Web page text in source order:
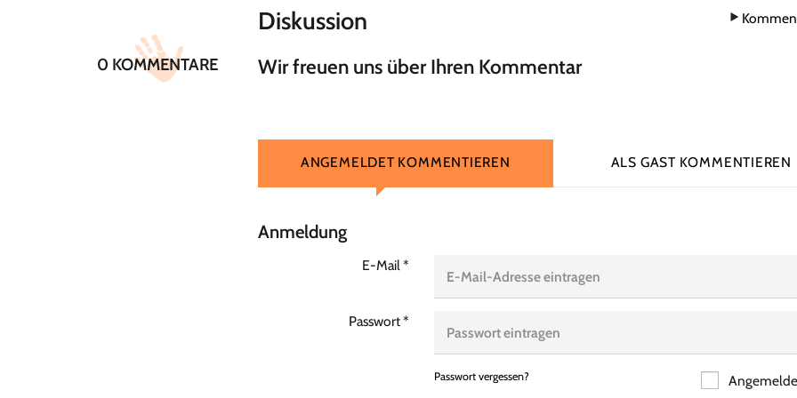
Diskussion
0 KOMMENTARE Wir freuen uns über Ihren Kommentar
ANGEMELDET KOMMENTIEREN ALS GAST KOMMENTIEREN
Anmeldung
E-Mail*
Passwort*
Passwort vergessen?